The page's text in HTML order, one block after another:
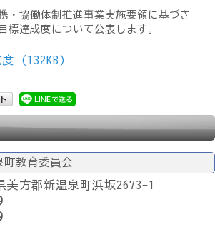
・協働体制推進事業実施要領に基づき
標達成度について公表します。
度 (132KB)
町教育委員会
方郡新温泉町浜坂2673-1